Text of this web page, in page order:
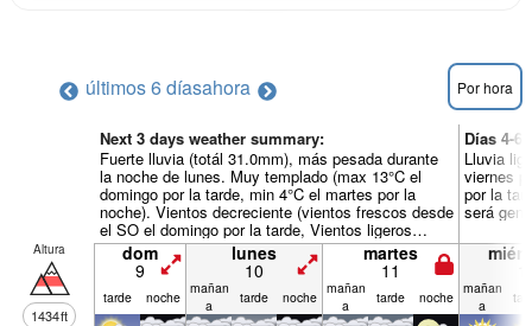
últimos 6 díasahora Por hora
Next 3 days weather summary:
Fuerte lluvia (totál 31.0mm), más pesada durante
la noche de lunes. Muy templado (max 13°C el
domingo por la tarde, min 4°C el martes por la
noche). Vientos decreciente (vientos frescos desde
el SO el domingo por la tarde, Vientos ligeros
desde el NNO por la noche de martes).
Días 4-6
Lluvia
viernes
por la
será
Altura
1434ft
dom
9
lunes
10
martes
11
tarde noche mañan
a
tarde noche mañan
a
tarde noche mañan
a